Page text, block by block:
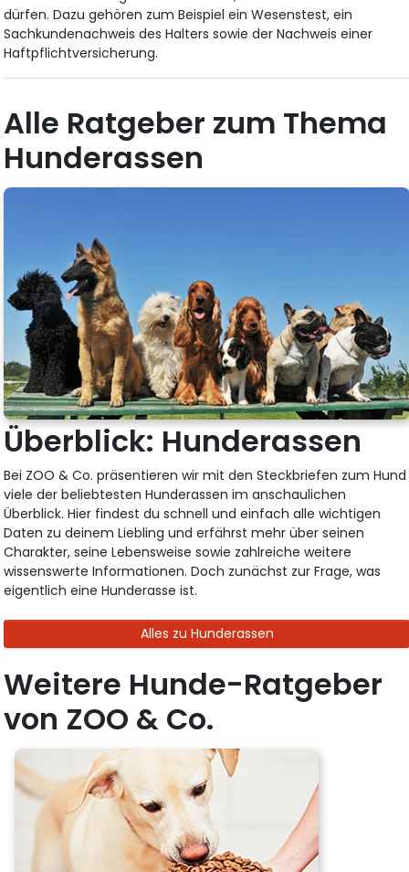
dürfen. Dazu gehören zum Beispiel ein Wesenstest, ein
Sachkundenachweis des Halters sowie der Nachweis einer
Haftpflichtversicherung.
Alle Ratgeber zum Thema
Hunderassen
Überblick: Hunderassen
Bei ZOO & Co. präsentieren wir mit den Steckbriefen zum Hund
viele der beliebtesten Hunderassen im anschaulichen
Überblick. Hier findest du schnell und einfach alle wichtigen
Daten zu deinem Liebling und erfährst mehr über seinen
Charakter, seine Lebensweise sowie zahlreiche weitere
wissenswerte Informationen. Doch zunächst zur Frage, was
eigentlich eine Hunderasse ist.
Alles zu Hunderassen
Weitere Hunde-Ratgeber
von ZOO & Co.